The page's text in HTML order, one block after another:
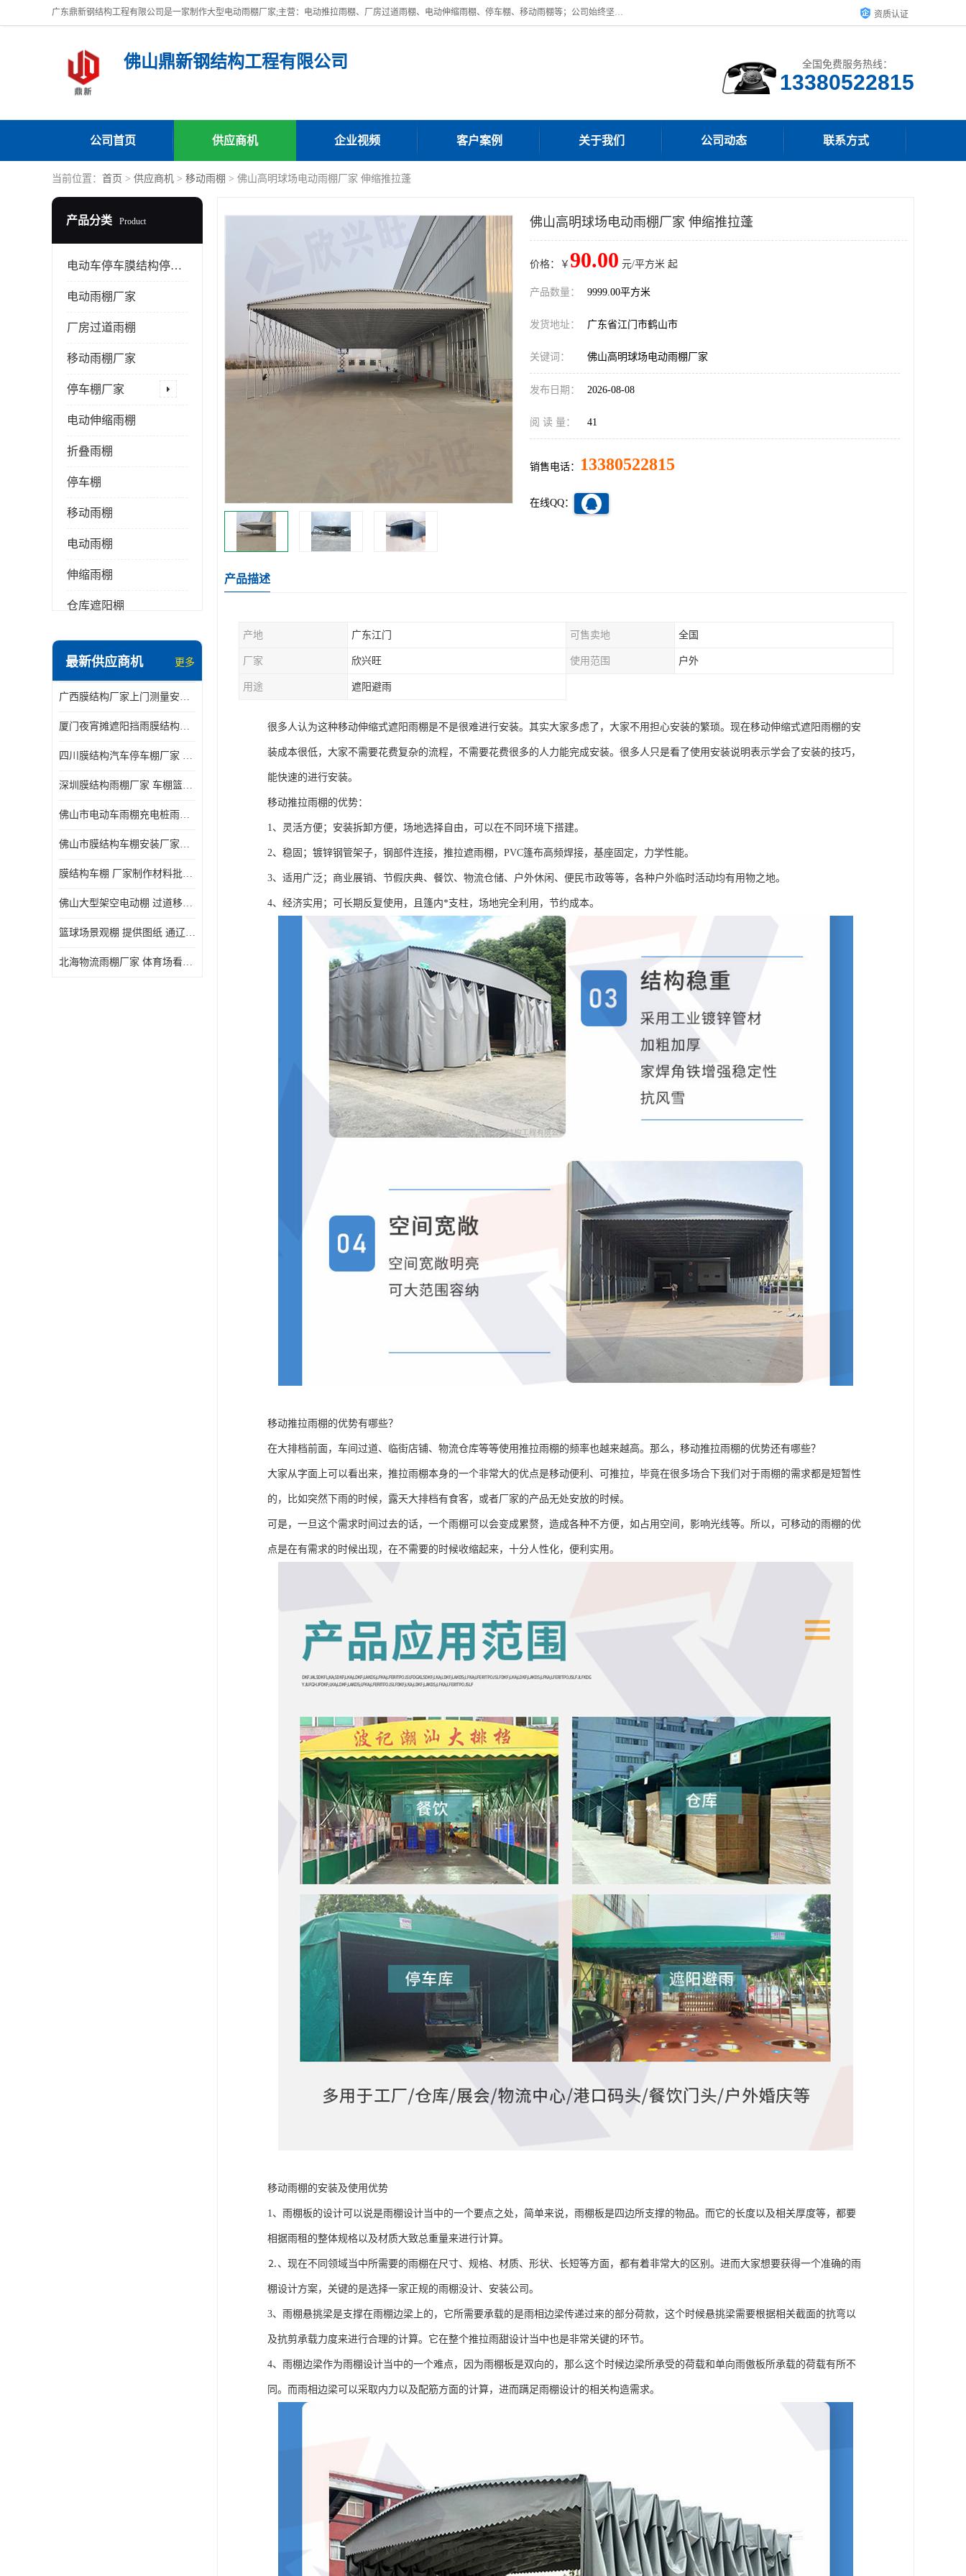
广东鼎新钢结构工程有限公司是一家制作大型电动雨棚厂家;主营：电动推拉雨棚、厂房过道雨棚、电动伸缩雨棚、停车棚、移动雨棚等；公司始终坚持结构创新,品质优越,美观形象,且售后服务好。公司充分吸纳当今休闲用品的前端技术和风格,为您带来质价相宜,时尚典雅的各种户外用品, 资质认证
佛山鼎新钢结构工程有限公司 全国免费服务热线：
13380522815
公司首页 供应商机 企业视频 客户案例 关于我们 公司动态 联系方式
当前位置： 首页 > 供应商机 > 移动雨棚 > 佛山高明球场电动雨棚厂家 伸缩推拉蓬
产品分类 Product
电动车停车膜结构停车棚
电动雨棚厂家
厂房过道雨棚
移动雨棚厂家
停车棚厂家
电动伸缩雨棚
折叠雨棚
停车棚
移动雨棚
电动雨棚
伸缩雨棚
仓库遮阳棚
电动推拉雨棚
膜结构停景观棚
最新供应商机 更多
广西膜结构厂家上门测量安装发货，厂家发货没有差价
厦门夜宵摊遮阳挡雨膜结构雨棚设计 上门测量 款式多
四川膜结构汽车停车棚厂家 款式多 提供报价
深圳膜结构雨棚厂家 车棚篮球场体育看台 规格多样
佛山市电动车雨棚充电桩雨棚小区电动车棚
佛山市膜结构车棚安装厂家发货安装
膜结构车棚 厂家制作材料批发安装一体式工厂
佛山大型架空电动棚 过道移动雨蓬 屋轨道悬空棚免费测量
篮球场景观棚 提供图纸 通辽膜结构厂家
北海物流雨棚厂家 体育场看台雨棚 价格优惠
佛山高明球场电动雨棚厂家 伸缩推拉蓬
价格：￥ 90.00 元/平方米 起
产品数量： 9999.00平方米
发货地址： 广东省江门市鹤山市
关键词： 佛山高明球场电动雨棚厂家
发布日期： 2026-08-08
阅 读 量： 41
销售电话： 13380522815
在线QQ：
产品描述
产地 广东江门 可售卖地 全国
厂家 欣兴旺 使用范围 户外
用途 遮阳避雨
很多人认为这种移动伸缩式遮阳雨棚是不是很难进行安装。其实大家多虑了，大家不用担心安装的繁琐。现在移动伸缩式遮阳雨棚的安
装成本很低，大家不需要花费复杂的流程，不需要花费很多的人力能完成安装。很多人只是看了使用安装说明表示学会了安装的技巧，
能快速的进行安装。
移动推拉雨棚的优势：
1、灵活方便；安装拆卸方便，场地选择自由，可以在不同环境下搭建。
2、稳固；镀锌钢管架子，钢部件连接，推拉遮雨棚，PVC篷布高频焊接，基座固定，力学性能。
3、适用广泛；商业展销、节假庆典、餐饮、物流仓储、户外休闲、便民市政等等，各种户外临时活动均有用物之地。
4、经济实用；可长期反复使用，且篷内*支柱，场地完全利用，节约成本。
移动推拉雨棚的优势有哪些？
在大排档前面，车间过道、临街店铺、物流仓库等等使用推拉雨棚的频率也越来越高。那么，移动推拉雨棚的优势还有哪些？
大家从字面上可以看出来，推拉雨棚本身的一个非常大的优点是移动便利、可推拉，毕竟在很多场合下我们对于雨棚的需求都是短暂性
的，比如突然下雨的时候，露天大排档有食客，或者厂家的产品无处安放的时候。
可是，一旦这个需求时间过去的话，一个雨棚可以会变成累赘，造成各种不方便，如占用空间，影响光线等。所以，可移动的雨棚的优
点是在有需求的时候出现，在不需要的时候收缩起来，十分人性化，便利实用。
移动雨棚的安装及使用优势
1、雨棚板的设计可以说是雨棚设计当中的一个要点之处，简单来说，雨棚板是四边所支撑的物品。而它的长度以及相关厚度等，都要
相据雨租的整体规格以及材质大致总重量来进行计算。
⒉、现在不同领域当中所需要的雨棚在尺寸、规格、材质、形状、长短等方面，都有着非常大的区别。进而大家想要获得一个准确的雨
棚设计方案，关键的是选择一家正规的雨棚没计、安装公司。
3、雨棚悬挑梁是支撑在雨棚边梁上的，它所需要承载的是雨相边梁传递过来的部分荷款，这个时候悬挑梁需要根据相关截面的抗弯以
及抗剪承载力度来进行合理的计算。它在整个推拉雨甜设计当中也是非常关键的环节。
4、雨棚边梁作为雨棚设计当中的一个难点，因为雨棚板是双向的，那么这个时候边梁所承受的荷载和单向雨傲板所承载的荷载有所不
同。而雨相边梁可以采取内力以及配筋方面的计算，进而蹒足雨棚设计的相关构造需求。